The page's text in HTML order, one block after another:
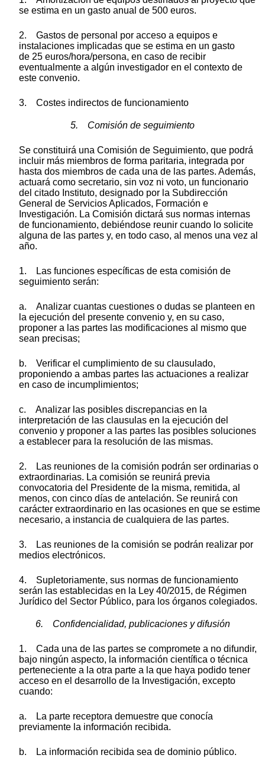
se estima en un gasto anual de 500 euros.
2. Gastos de personal por acceso a equipos e
instalaciones implicadas que se estima en un gasto
de 25 euros/hora/persona, en caso de recibir
eventualmente a algún investigador en el contexto de
este convenio.
3. Costes indirectos de funcionamiento
5. Comisión de seguimiento
Se constituirá una Comisión de Seguimiento, que podrá
incluir más miembros de forma paritaria, integrada por
hasta dos miembros de cada una de las partes. Además,
actuará como secretario, sin voz ni voto, un funcionario
del citado Instituto, designado por la Subdirección
General de Servicios Aplicados, Formación e
Investigación. La Comisión dictará sus normas internas
de funcionamiento, debiéndose reunir cuando lo solicite
alguna de las partes y, en todo caso, al menos una vez al
año.
1. Las funciones específicas de esta comisión de
seguimiento serán:
a. Analizar cuantas cuestiones o dudas se planteen en
la ejecución del presente convenio y, en su caso,
proponer a las partes las modificaciones al mismo que
sean precisas;
b. Verificar el cumplimiento de su clausulado,
proponiendo a ambas partes las actuaciones a realizar
en caso de incumplimientos;
c. Analizar las posibles discrepancias en la
interpretación de las clausulas en la ejecución del
convenio y proponer a las partes las posibles soluciones
a establecer para la resolución de las mismas.
2. Las reuniones de la comisión podrán ser ordinarias o
extraordinarias. La comisión se reunirá previa
convocatoria del Presidente de la misma, remitida, al
menos, con cinco días de antelación. Se reunirá con
carácter extraordinario en las ocasiones en que se estime
necesario, a instancia de cualquiera de las partes.
3. Las reuniones de la comisión se podrán realizar por
medios electrónicos.
4. Supletoriamente, sus normas de funcionamiento
serán las establecidas en la Ley 40/2015, de Régimen
Jurídico del Sector Público, para los órganos colegiados.
6. Confidencialidad, publicaciones y difusión
1. Cada una de las partes se compromete a no difundir,
bajo ningún aspecto, la información científica o técnica
perteneciente a la otra parte a la que haya podido tener
acceso en el desarrollo de la Investigación, excepto
cuando:
a. La parte receptora demuestre que conocía
previamente la información recibida.
b. La información recibida sea de dominio público.